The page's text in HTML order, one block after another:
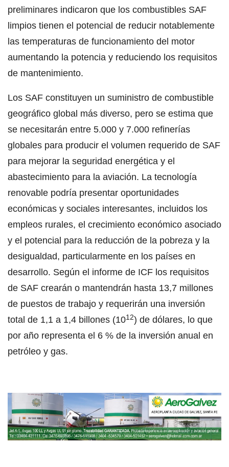
preliminares indicaron que los combustibles SAF
limpios tienen el potencial de reducir notablemente
las temperaturas de funcionamiento del motor
aumentando la potencia y reduciendo los requisitos
de mantenimiento.
Los SAF constituyen un suministro de combustible
geográfico global más diverso, pero se estima que
se necesitarán entre 5.000 y 7.000 refinerías
globales para producir el volumen requerido de SAF
para mejorar la seguridad energética y el
abastecimiento para la aviación. La tecnología
renovable podría presentar oportunidades
económicas y sociales interesantes, incluidos los
empleos rurales, el crecimiento económico asociado
y el potencial para la reducción de la pobreza y la
desigualdad, particularmente en los países en
desarrollo. Según el informe de ICF los requisitos
de SAF crearán o mantendrán hasta 13,7 millones
de puestos de trabajo y requerirán una inversión
total de 1,1 a 1,4 billones (1012) de dólares, lo que
por año representa el 6 % de la inversión anual en
petróleo y gas.